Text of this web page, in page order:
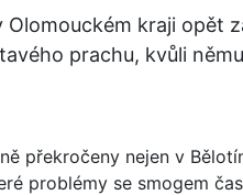
kraji opět
prachu, kvůli
překročeny nejen v
problémy se smogem